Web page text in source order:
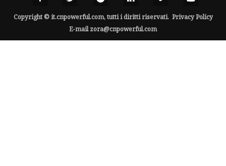
Copyright © it.cnpowerful.com, tutti i diritti riservati. Privacy Policy
E-mailzora@cnpowerful.com